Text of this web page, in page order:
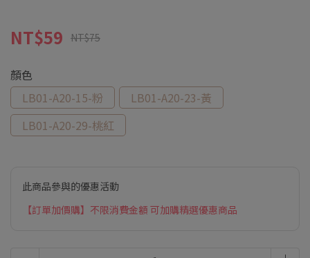
NT$59 NT$75
顏色
LB01-A20-15-粉
LB01-A20-23-黃
LB01-A20-29-桃紅
此商品參與的優惠活動
【訂單加價購】不限消費金額 可加購精選優惠商品